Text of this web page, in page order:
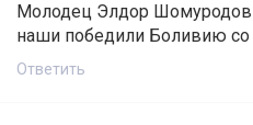
Молодец Элдор Шомуродов!
наши победили Боливию со
Ответить